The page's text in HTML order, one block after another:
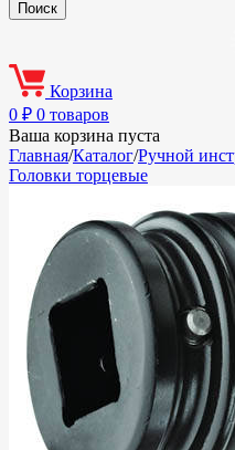
Корзина
0 ₽ 0 товаров
Ваша корзина пуста
Главная/Каталог/Ручной
Головки торцевые